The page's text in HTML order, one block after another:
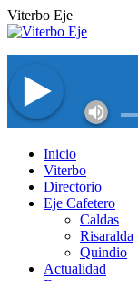
Saltar
al
Viterbo Eje
Facebook
page
opens
Twitter
page
opens
Instagram
page
opens
YouTube
page
opens
Inicio
Viterbo
Directorio
Eje Cafetero
Caldas
Risaralda
Quindio
Actualidad